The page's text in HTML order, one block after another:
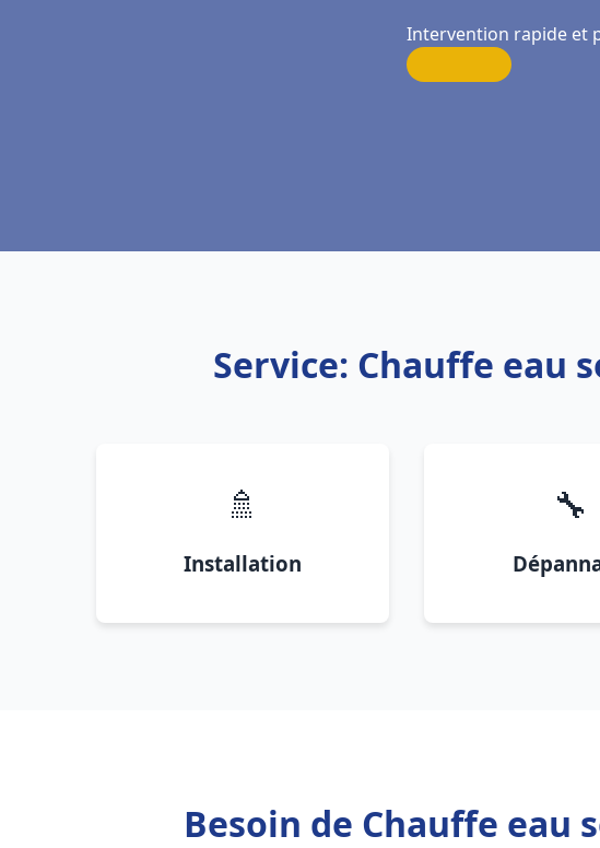
Intervention rapide et
Service: Chauffe eau
🚿
Installation
🔧
Besoin de Chauffe eau